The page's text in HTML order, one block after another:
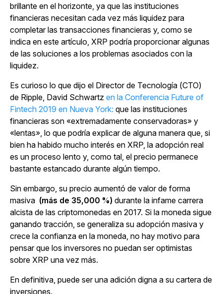
brillante en el horizonte, ya que las instituciones
financieras necesitan cada vez más liquidez para
completar las transacciones financieras y, como se
indica en este artículo, XRP podría proporcionar algunas
de las soluciones a los problemas asociados con la
liquidez.
Es curioso lo que dijo el Director de Tecnología (CTO)
de Ripple, David Schwartz en la Conferencia Future of
Fintech 2019 en Nueva York: que las instituciones
financieras son «extremadamente conservadoras» y
«lentas», lo que podría explicar de alguna manera que, si
bien ha habido mucho interés en XRP, la adopción real
es un proceso lento y, como tal, el precio permanece
bastante estancado durante algún tiempo.
Sin embargo, su precio aumentó de valor de forma
masiva (más de 35,000 %) durante la infame carrera
alcista de las criptomonedas en 2017. Si la moneda sigue
ganando tracción, se generaliza su adopción masiva y
crece la confianza en la moneda, no hay motivo para
pensar que los inversores no puedan ser optimistas
sobre XRP una vez más.
En definitiva, puede ser una adición digna a su cartera de
inversiones.